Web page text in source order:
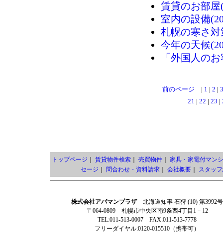
賃貸のお部屋
室内の設備
札幌の寒さ対
今年の天候
「外国人の
前のページ | 1 | 2 | 3
21 | 22 | 23 |
トップページ 賃貸物件検索｜ 売買物件｜ 家具・家電付マン
セージ
問合わせ・資料請求｜ 会社概要｜ スタッ
株式会社アパマンプラザ北海道知事 石狩 (10) 第3992号
〒064-0809 札幌市中央区南9条西4丁目1－12
TEL:011-513-0007 FAX:011-513-7778
フリーダイヤル:0120-015510（携帯可）